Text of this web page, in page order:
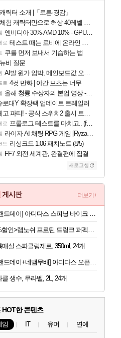
캐릭터 소개 |「로른·경감」
체험 캐릭터만으로 허상 40레벨 하이와티아 5분 컷!｜에이메스·린네·모니에 명함
엔비디아 30%·AMD 10% - GPU 공급가 인상 보도
로 테스트 때는 로비에 온라인 기능이 있는데
쿠를 먼저 보내서 기습하는 법
뉴비 질문
AI발 원가 압박, 메인보드값 오르나
로 4컷 만화 | 야간 보초는 너무 힘들어
올해 청룡 수상자의 본업 영상 - 스테이씨 윤
로대Y 확장팩 업데이트 트레일러
고 파티! - 공식 스위치2 출시 트레일러
로 프롤로그 테스트를 마치고.. (feat. 리아)
라이자 AI 채팅 RPG 게임 [RyzaChat: AI] 공개
드 리싱크드 1.06 패치노트 (8/5)
FF7 외전 세계관, 완결편에 집결
새로고침
게시판 더보기+
매실 스파클링제로, 350ml, 24개
클 생수, 무라벨, 2L, 24개
HOT한 콘텐츠
임 IT 유머 연예